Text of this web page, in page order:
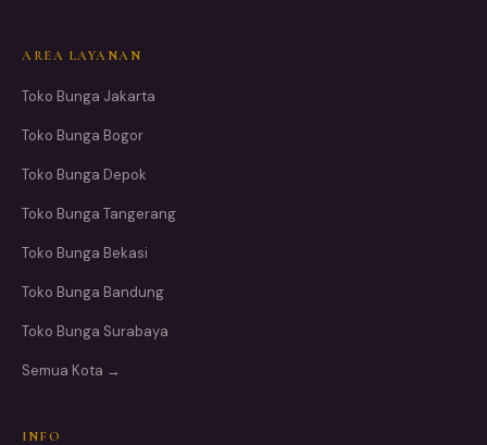
AREA LAYANAN
Toko Bunga Jakarta
Toko Bunga Bogor
Toko Bunga Depok
Toko Bunga Tangerang
Toko Bunga Bekasi
Toko Bunga Bandung
Toko Bunga Surabaya
Semua Kota →
INFO